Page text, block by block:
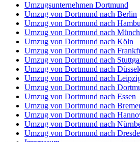
Umzugsunternehmen Dortmund
Umzug von Dortmund nach Berlin
Umzug von Dortmund nach
Umzug von Dortmund nach
Umzug von Dortmund nach Köln
Umzug von Dortmund nach
Umzug von Dortmund nach
Umzug von Dortmund nach
Umzug von Dortmund nach
Umzug von Dortmund nach
Umzug von Dortmund nach Essen
Umzug von Dortmund nach
Umzug von Dortmund nach
Umzug von Dortmund nach
Umzug von Dortmund nach